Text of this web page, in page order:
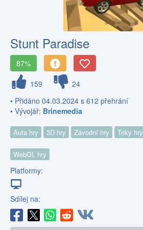
Stunt Paradise
87%
159
24
• Přidáno 04.03.2024 s 612 přehrání
• Vývojář: Brinemedia
Auta hry 3D hry Závodní hry Triky hry
WebGL hry
Platformy:
Sdílej na: